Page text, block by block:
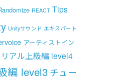
REACT Tips
Unityサウンド エキスパート
アーティストイン
アル上級編 level4
編 level3チュー